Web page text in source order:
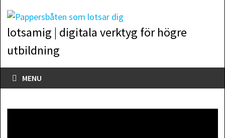
to
content
lotsamig | digitala verktyg för högre
utbildning
MENU